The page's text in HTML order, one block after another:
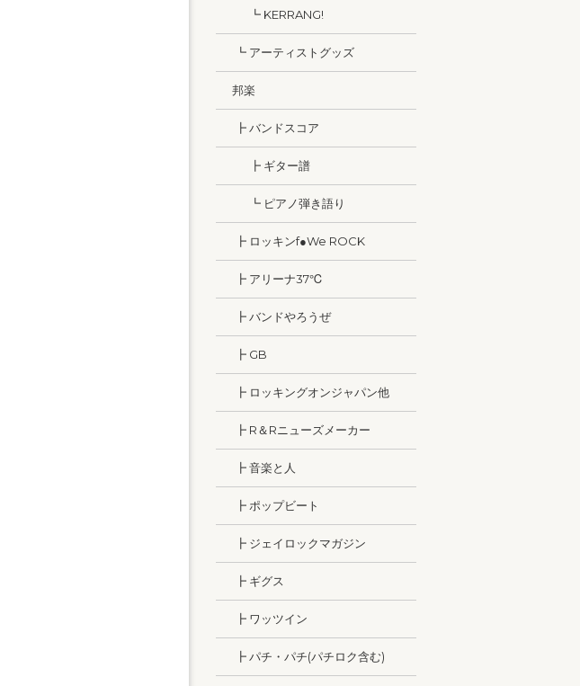
┗ KERRANG!
┗ アーティストグッズ
邦楽
┣ バンドスコア
┣ ギター譜
┗ ピアノ弾き語り
┣ ロッキンf●We ROCK
┣ アリーナ37℃
┣ バンドやろうぜ
┣ GB
┣ ロッキングオンジャパン他
┣ R＆Rニューズメーカー
┣ 音楽と人
┣ ポップビート
┣ ジェイロックマガジン
┣ ギグス
┣ ワッツイン
┣ パチ・パチ(パチロク含む)